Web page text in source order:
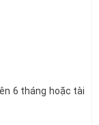
6 tháng hoặc tài